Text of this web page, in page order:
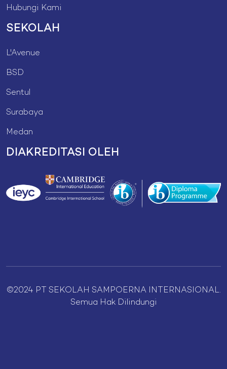
Hubungi Kami
SEKOLAH
L'Avenue
BSD
Sentul
Surabaya
Medan
DIAKREDITASI OLEH
©2024 PT SEKOLAH SAMPOERNA INTERNASIONAL.
Semua Hak Dilindungi